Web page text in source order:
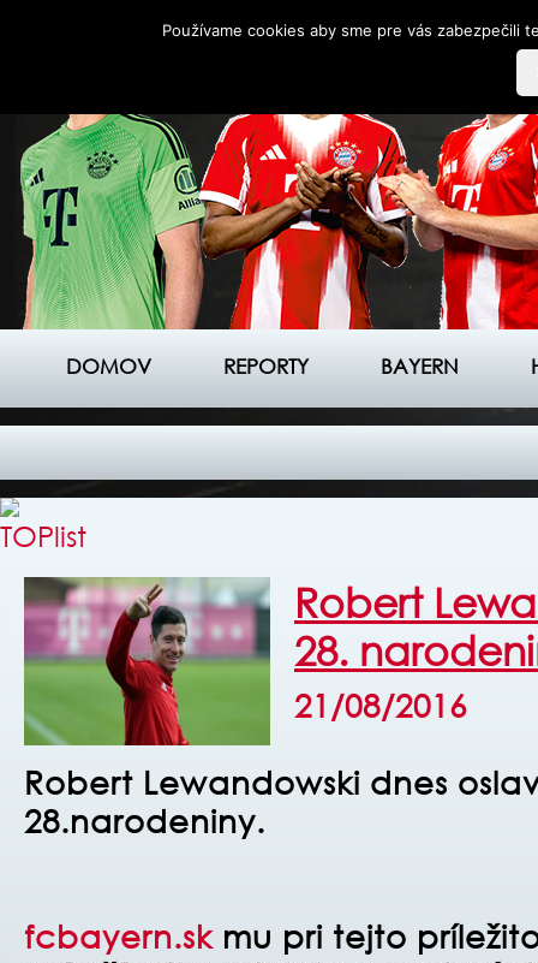
DOMOV REPORTY BAYERN
Robert
28.
21/08/2016
Robert Lewandowski dnes
28.narodeniny.
fcbayern.skmu pri tejto
Používame cookies aby sme pre vás zabezpečili